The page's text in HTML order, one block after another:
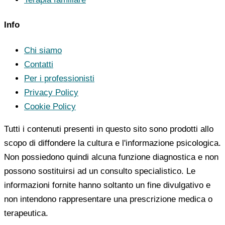
Info
Chi siamo
Contatti
Per i professionisti
Privacy Policy
Cookie Policy
Tutti i contenuti presenti in questo sito sono prodotti allo
scopo di diffondere la cultura e l'informazione psicologica.
Non possiedono quindi alcuna funzione diagnostica e non
possono sostituirsi ad un consulto specialistico. Le
informazioni fornite hanno soltanto un fine divulgativo e
non intendono rappresentare una prescrizione medica o
terapeutica.